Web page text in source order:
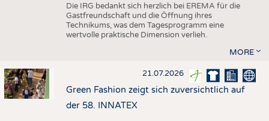
Die IRG bedankt sich herzlich bei EREMA für die
Gastfreundschaft und die Öffnung ihres
Technikums, was dem Tagesprogramm eine
wertvolle praktische Dimension verlieh.
MORE
21.07.2026
Green Fashion zeigt sich zuversichtlich auf
der 58. INNATEX